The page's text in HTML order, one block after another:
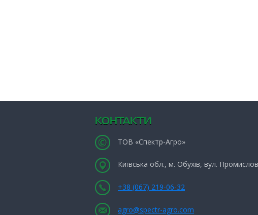
КОНТАКТИ
ТОВ «Спектр-Агро»
Київська обл., м. Обухів, вул.
+38 (067) 219-06-32
agro@spectr-agro.com